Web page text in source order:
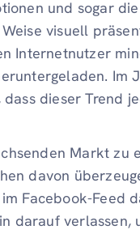
und sogar
visuell
Internetnutzer
Im
dieser Trend
Markt zu
davon
Facebook-Feed
darauf verlassen,